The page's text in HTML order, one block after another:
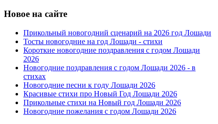
Новое на сайте
Прикольный новогодний сценарий на 2026 год Лошади
Тосты новогодние на год Лошади - стихи
Короткие новогодние поздравления с годом Лошади
2026
Новогодние поздравления с годом Лошади 2026 - в
стихах
Новогодние песни к году Лошади 2026
Красивые стихи про Новый Год Лошади 2026
Прикольные стихи на Новый год Лошади 2026
Новогодние пожелания с годом Лошади 2026